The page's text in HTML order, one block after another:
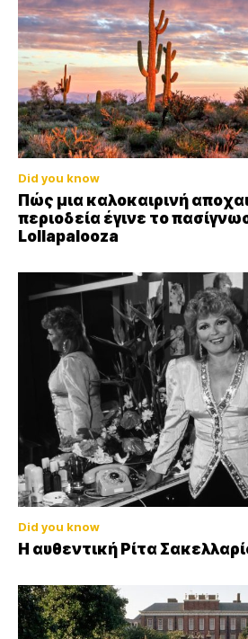
Did you know
Πώς μια καλοκαιρινή
περιοδεία έγινε το
Lollapalooza
Did you know
Η αυθεντική Ρίτα